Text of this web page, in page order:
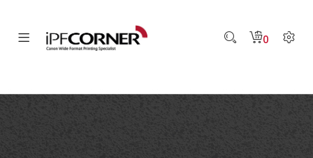
0